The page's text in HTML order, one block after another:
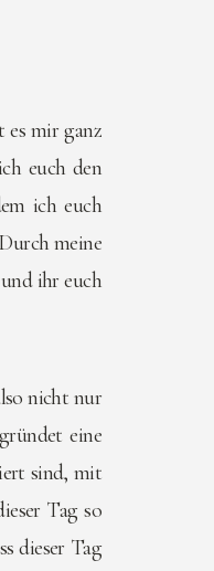
es mir ganz
euch den
ich euch
meine
ihr euch
nicht nur
eine
sind, mit
Tag so
dieser Tag